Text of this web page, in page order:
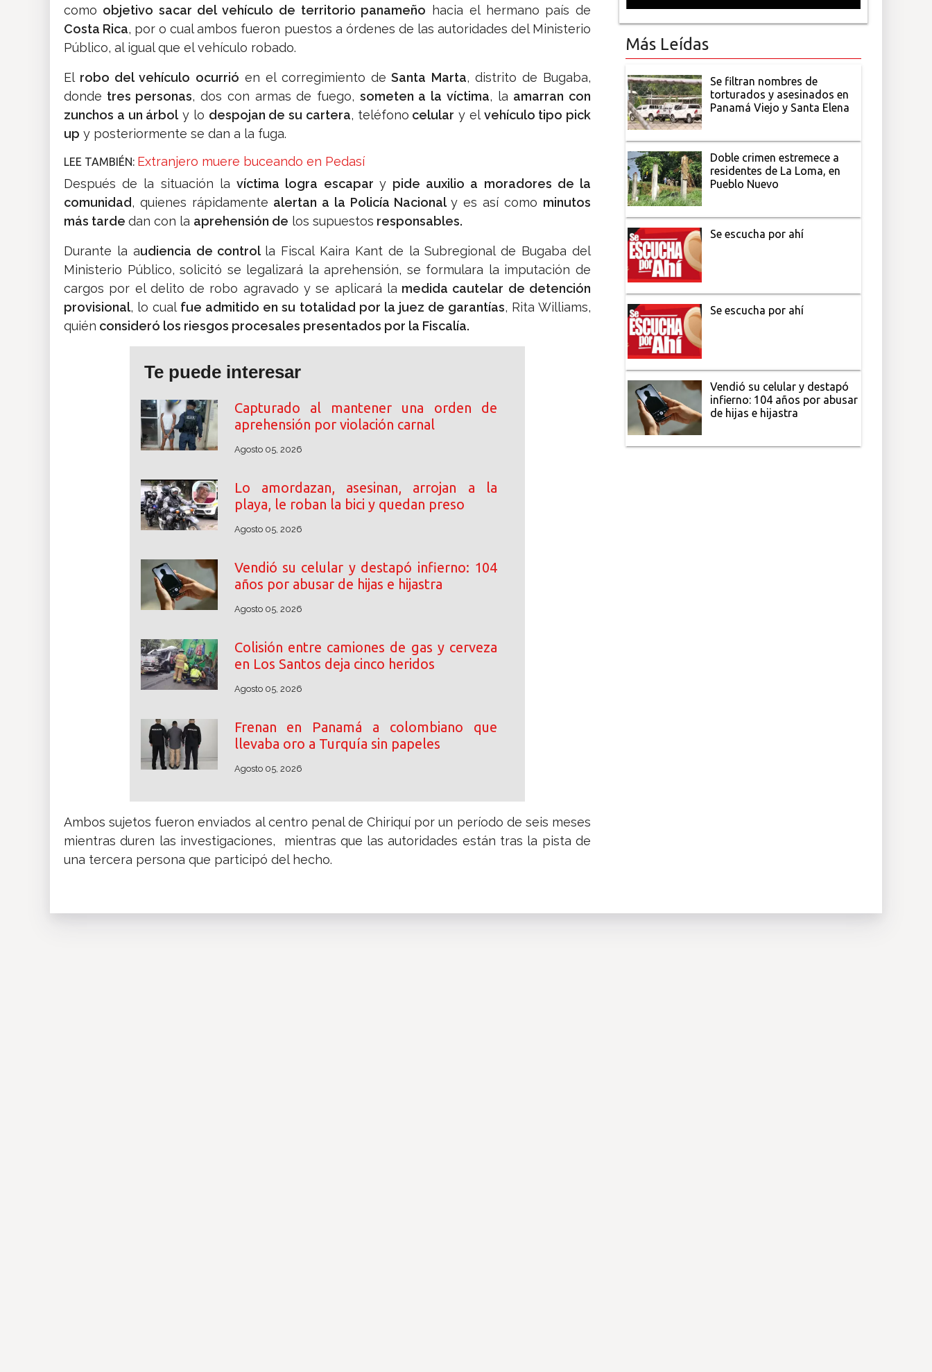
como objetivo sacar del vehículo de territorio panameño hacia el hermano país de
Costa Rica, por o cual ambos fueron puestos a órdenes de las autoridades del Ministerio
Público, al igual que el vehículo robado.
El robo del vehículo ocurrió en el corregimiento de Santa Marta, distrito de Bugaba,
donde tres personas, dos con armas de fuego, someten a la víctima, la amarran con
zunchos a un árboly lo despojan de su cartera, teléfono celular y elvehículo tipo pick
up y posteriormente se dan a la fuga.
LEE TAMBIÉN: Extranjero muere buceando en Pedasí
Después de la situación lavíctima logra escapar y pide auxilio a moradores de la
comunidad, quienes rápidamente alertan a la Policía Nacionaly es así como minutos
más tarde dan con la aprehensión de los supuestos responsables.
Durante la audiencia de control la Fiscal Kaira Kant de la Subregional de Bugaba del
Ministerio Público, solicitó se legalizará la aprehensión, se formulara la imputación de
cargos por el delito de robo agravado y se aplicará la medida cautelar de detención
provisional, lo cualfue admitido en su totalidad por la juez de garantías, Rita Williams,
quién consideró los riesgos procesales presentados por la Fiscalía.
Te puede interesar
Capturado al mantener una orden de
aprehensión por violación carnal
Agosto 05, 2026
Lo amordazan, asesinan, arrojan a la
playa, le roban la bici y quedan preso
Agosto 05, 2026
Vendió su celular y destapó infierno: 104
años por abusar de hijas e hijastra
Agosto 05, 2026
Colisión entre camiones de gas y cerveza
en Los Santos deja cinco heridos
Agosto 05, 2026
Frenan en Panamá a colombiano que
llevaba oro a Turquía sin papeles
Agosto 05, 2026
Ambos sujetos fueron enviados al centro penal de Chiriquí por un período de seis meses
mientras duren las investigaciones, mientras que las autoridades están tras la pista de
una tercera persona que participó del hecho.
Más Leídas
Se filtran nombres de
torturados y asesinados en
Panamá Viejo y Santa Elena
Doble crimen estremece a
residentes de La Loma, en
Pueblo Nuevo
Se escucha por ahí
Se escucha por ahí
Vendió su celular y destapó
infierno: 104 años por abusar
de hijas e hijastra